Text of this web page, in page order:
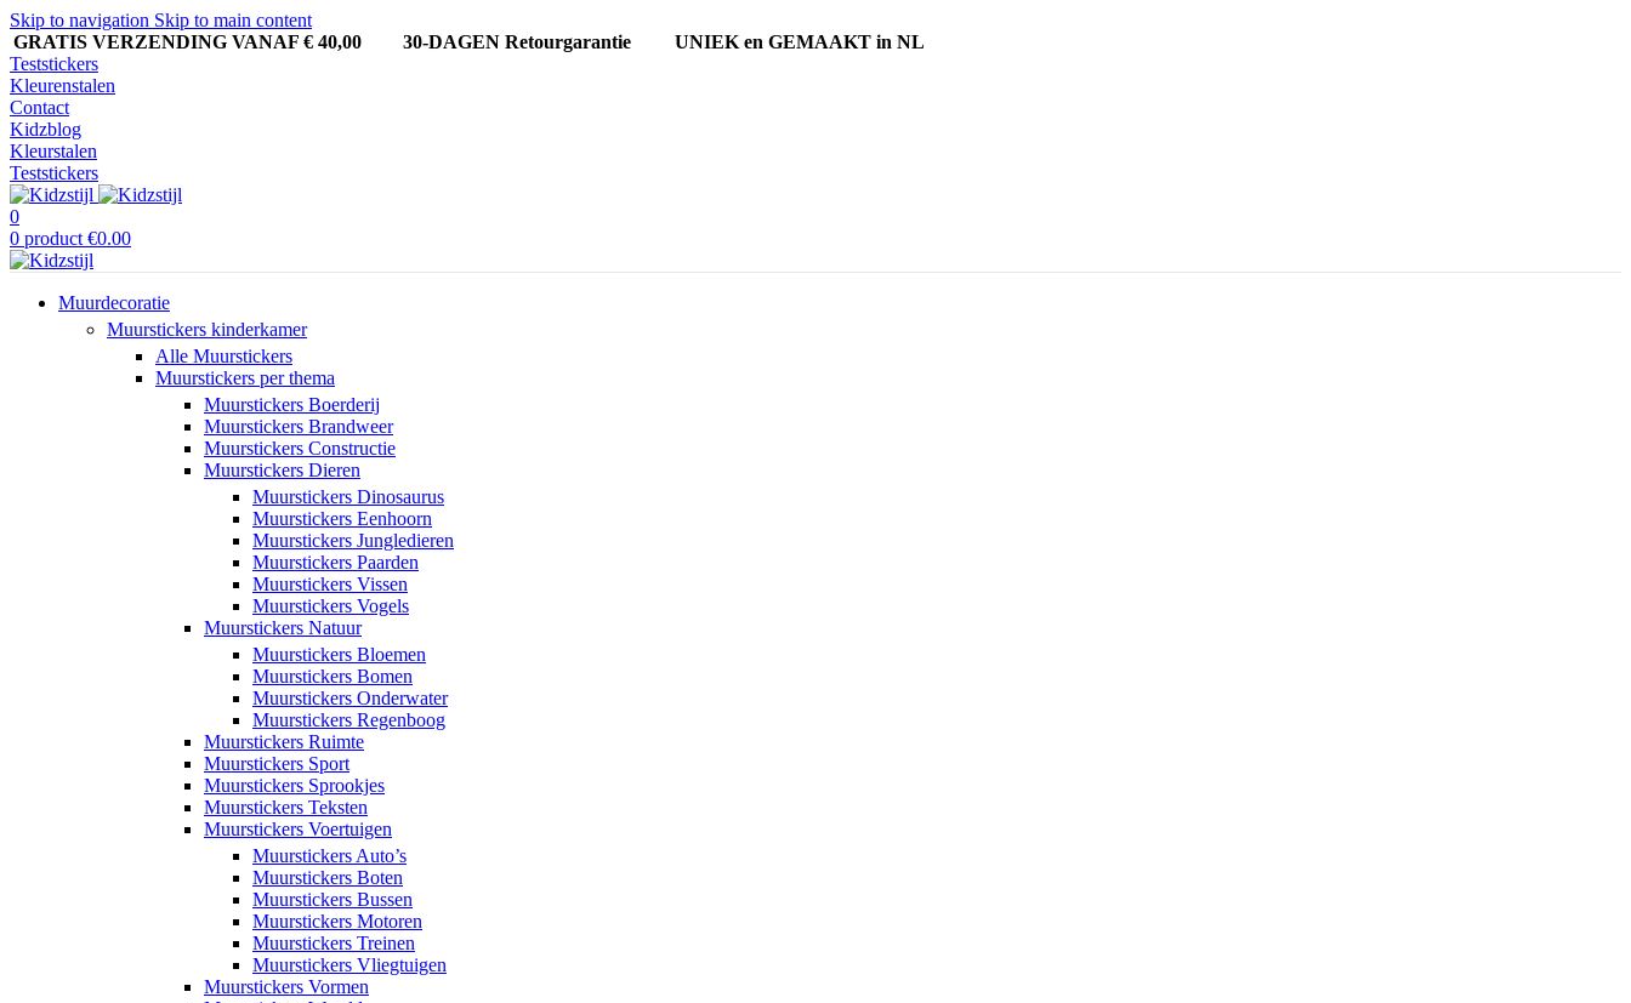
Skip to navigation Skip to main content
GRATIS VERZENDING VANAF € 40,00
30-DAGEN Retourgarantie UNIEK en GEMAAKT in NL
Teststickers
Kleurenstalen
Contact
Kidzblog
Kleurstalen
Teststickers
0
0 product €0.00
Muurdecoratie
Muurstickers kinderkamer
Alle Muurstickers
Muurstickers per thema
Muurstickers Boerderij
Muurstickers Brandweer
Muurstickers Constructie
Muurstickers Dieren
Muurstickers Dinosaurus
Muurstickers Eenhoorn
Muurstickers Jungledieren
Muurstickers Paarden
Muurstickers Vissen
Muurstickers Vogels
Muurstickers Natuur
Muurstickers Bloemen
Muurstickers Bomen
Muurstickers Onderwater
Muurstickers Regenboog
Muurstickers Ruimte
Muurstickers Sport
Muurstickers Sprookjes
Muurstickers Teksten
Muurstickers Voertuigen
Muurstickers Auto’s
Muurstickers Boten
Muurstickers Bussen
Muurstickers Motoren
Muurstickers Treinen
Muurstickers Vliegtuigen
Muurstickers Vormen